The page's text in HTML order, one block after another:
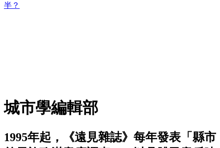
半？
城市學編輯部
1995年起，《遠見雜誌》每年發表「縣市